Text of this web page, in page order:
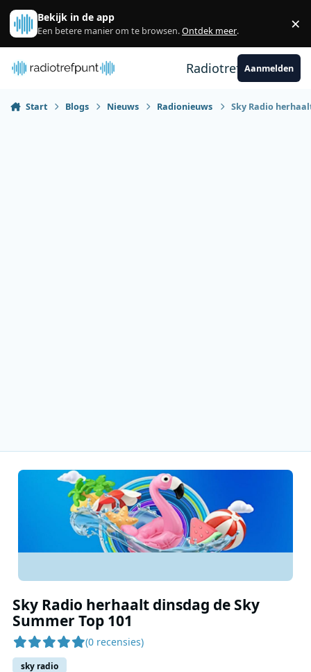
Spring naar bijdragen
Bekijk in de app
Een betere manier om te browsen.Ontdek meer. ×
RadiotrefpuntAanmelden
Start Blogs Nieuws Radionieuws Sky Radio
Sky Radio herhaalt dinsdag de Sky
Summer Top 101
(0 recensies)
sky radio